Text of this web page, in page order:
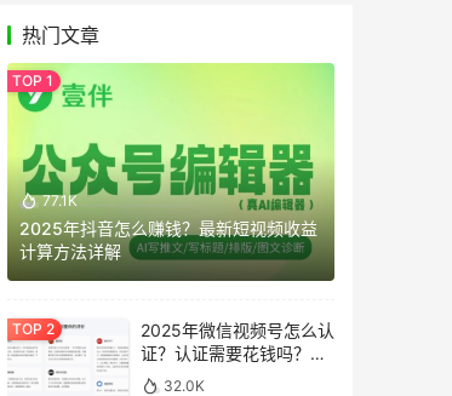
热门文章
77.1K
2025年抖音怎么赚钱？最新短视频收益
计算方法详解
2025年微信视频号怎么认
证？认证需要花钱吗？最
新完整指南
32.0K